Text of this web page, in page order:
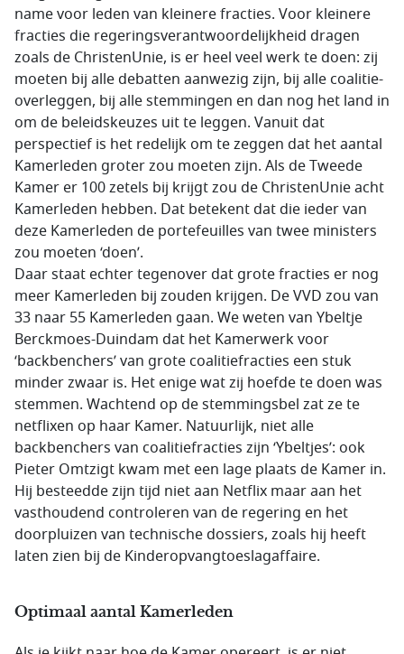
name voor leden van kleinere fracties. Voor kleinere
fracties die regeringsverantwoordelijkheid dragen
zoals de ChristenUnie, is er heel veel werk te doen: zij
moeten bij alle debatten aanwezig zijn, bij alle coalitie-
overleggen, bij alle stemmingen en dan nog het land in
om de beleidskeuzes uit te leggen. Vanuit dat
perspectief is het redelijk om te zeggen dat het aantal
Kamerleden groter zou moeten zijn. Als de Tweede
Kamer er 100 zetels bij krijgt zou de ChristenUnie acht
Kamerleden hebben. Dat betekent dat die ieder van
deze Kamerleden de portefeuilles van twee ministers
zou moeten ‘doen’.
Daar staat echter tegenover dat grote fracties er nog
meer Kamerleden bij zouden krijgen. De VVD zou van
33 naar 55 Kamerleden gaan. We weten van Ybeltje
Berckmoes-Duindam dat het Kamerwerk voor
‘backbenchers’ van grote coalitiefracties een stuk
minder zwaar is. Het enige wat zij hoefde te doen was
stemmen. Wachtend op de stemmingsbel zat ze te
netflixen op haar Kamer. Natuurlijk, niet alle
backbenchers van coalitiefracties zijn ‘Ybeltjes’: ook
Pieter Omtzigt kwam met een lage plaats de Kamer in.
Hij besteedde zijn tijd niet aan Netflix maar aan het
vasthoudend controleren van de regering en het
doorpluizen van technische dossiers, zoals hij heeft
laten zien bij de Kinderopvangtoeslagaffaire.
Optimaal aantal Kamerleden